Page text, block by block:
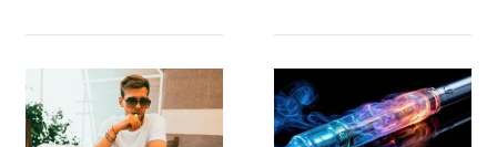
cigarette na e cigareta
elektronske cigarete